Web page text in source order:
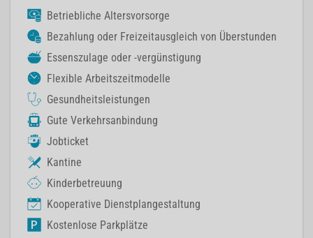
Betriebliche Altersvorsorge
Bezahlung oder Freizeitausgleich von Überstunden
Essenszulage oder -vergünstigung
Flexible Arbeitszeitmodelle
Gesundheitsleistungen
Gute Verkehrsanbindung
Jobticket
Kantine
Kinderbetreuung
Kooperative Dienstplangestaltung
Kostenlose Parkplätze